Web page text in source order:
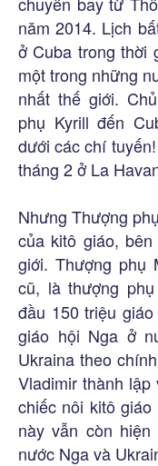
năm 2014. Lịch
ở Cuba trong thời
một trong những
nhất thế giới.
phụ Kyrill đến
dưới các chí
tháng 2 ở La
Nhưng Thượng
của kitô giáo,
giới. Thượng phụ
cũ, là thượng
đầu 150 triệu
giáo hội Nga ở
Ukraina theo
Vladimir thành
chiếc nôi kitô
này vẫn còn
nước Nga và